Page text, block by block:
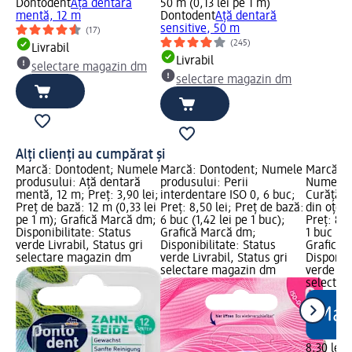
DontodentAță dentară
mentă, 12 m
(17)
Livrabil
selectare magazin dm
50 m (0,13 lei pe 1 m)
DontodentAță dentară
sensitive, 50 m
(245)
Livrabil
selectare magazin dm
Alți clienți au cumpărat și
Marcă: Dontodent; Numele
produsului: Ață dentară
mentă, 12 m; Preț: 3,90 lei;
Preț de bază: 12 m (0,33 lei
pe 1 m); Grafică Marcă dm;
Disponibilitate: Status
verde Livrabil, Status gri
selectare magazin dm
Marcă: Dontodent; Numele
produsului: Perii
interdentare ISO 0, 6 buc;
Preț: 8,50 lei; Preț de bază:
6 buc (1,42 lei pe 1 buc);
Grafică Marcă dm;
Disponibilitate: Status
verde Livrabil, Status gri
selectare magazin dm
Marcă:
Numele
din oțel
Preț:
1 buc
Grafică
verde
8,30 lei